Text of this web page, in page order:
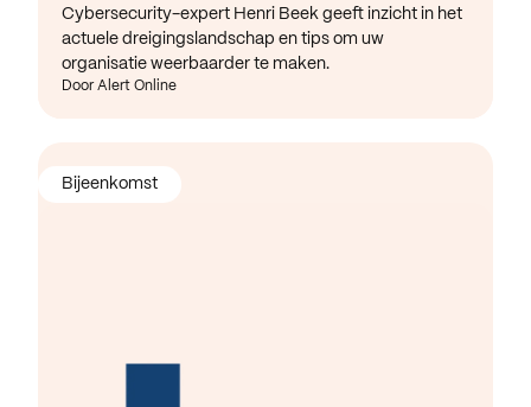
Cybersecurity-expert Henri Beek geeft inzicht in het
actuele dreigingslandschap en tips om uw
organisatie weerbaarder te maken.
Door Alert Online
Bijeenkomst